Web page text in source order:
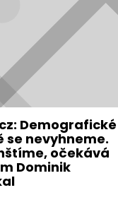
Demografické
se nevyhneme.
očekává
Dominik